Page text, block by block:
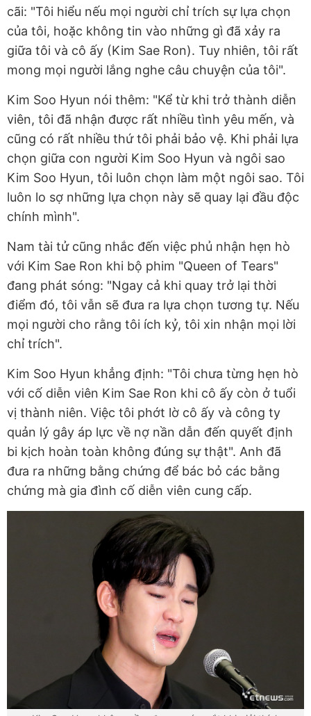
cãi: "Tôi hiểu nếu mọi người chỉ trích sự lựa chọn
của tôi, hoặc không tin vào những gì đã xảy ra
giữa tôi và cô ấy (Kim Sae Ron). Tuy nhiên, tôi rất
mong mọi người lắng nghe câu chuyện của tôi".
Kim Soo Hyun nói thêm: "Kể từ khi trở thành diễn
viên, tôi đã nhận được rất nhiều tình yêu mến, và
cũng có rất nhiều thứ tôi phải bảo vệ. Khi phải lựa
chọn giữa con người Kim Soo Hyun và ngôi sao
Kim Soo Hyun, tôi luôn chọn làm một ngôi sao. Tôi
luôn lo sợ những lựa chọn này sẽ quay lại đầu độc
chính mình".
Nam tài tử cũng nhắc đến việc phủ nhận hẹn hò
với Kim Sae Ron khi bộ phim "Queen of Tears"
đang phát sóng: "Ngay cả khi quay trở lại thời
điểm đó, tôi vẫn sẽ đưa ra lựa chọn tương tự. Nếu
mọi người cho rằng tôi ích kỷ, tôi xin nhận mọi lời
chỉ trích".
Kim Soo Hyun khẳng định: "Tôi chưa từng hẹn hò
với cố diễn viên Kim Sae Ron khi cô ấy còn ở tuổi
vị thành niên. Việc tôi phớt lờ cô ấy và công ty
quản lý gây áp lực về nợ nần dẫn đến quyết định
bi kịch hoàn toàn không đúng sự thật". Anh đã
đưa ra những bằng chứng để bác bỏ các bằng
chứng mà gia đình cố diễn viên cung cấp.